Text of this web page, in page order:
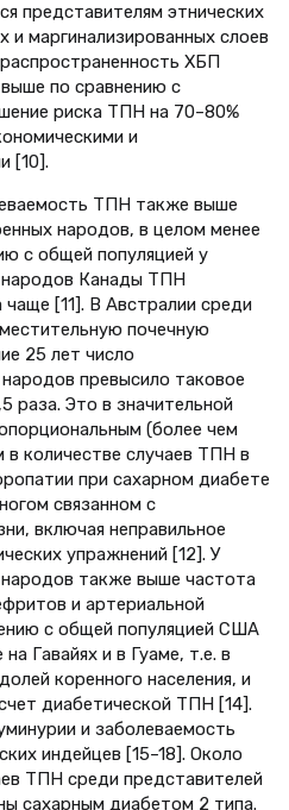
представителям этнических
и маргинализированных слоев
ХБП
по сравнению с
риска ТПН на 70–80%
и
[10].
ТПН также выше
народов, в целом менее
с общей популяцией у
народов Канады ТПН
чаще [11]. В Австралии среди
почечную
25 лет число
превысило таковое
раза. Это в значительной
(более чем
количестве случаев ТПН в
при сахарном диабете
связанном с
включая неправильное
упражнений [12]. У
также выше частота
и артериальной
с общей популяцией США
Гавайях и в Гуаме, т.е. в
коренного населения, и
диабетической ТПН [14].
и заболеваемость
индейцев [15–18]. Около
ТПН среди представителей
сахарным диабетом 2 типа.